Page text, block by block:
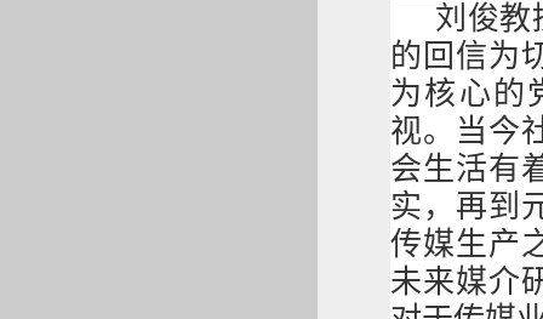
刘俊教
的回信为
为核心的
视。当今
会生活有
实，再到
传媒生产
未来媒介